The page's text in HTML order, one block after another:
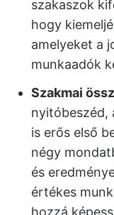
szakaszok
hogy
amelyeket a
munkaadók
Szakmai
nyitóbeszéd,
is erős első
négy
és
értékes
hozzá